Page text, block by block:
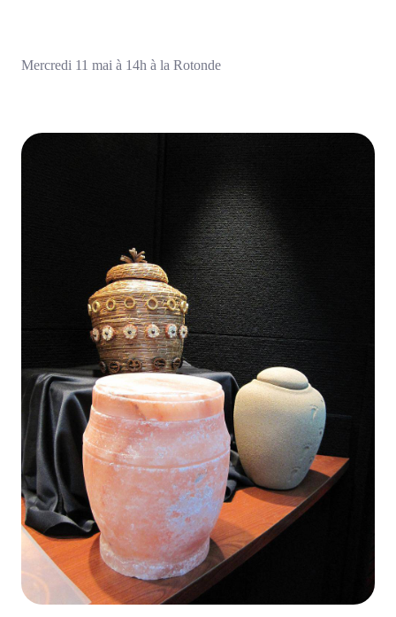
Mercredi 11 mai à 14h à la Rotonde